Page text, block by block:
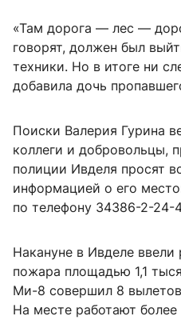
«Там дорога — лес —
говорят, должен был
техники. Но в итоге ни
добавила дочь
Поиски Валерия Гурина
коллеги и добровольцы,
полиции Ивделя просят
информацией о его
по телефону 34386-2-24-
Накануне в Ивделе
пожара площадью 1,1
Ми-8 совершил 8
На месте работают более